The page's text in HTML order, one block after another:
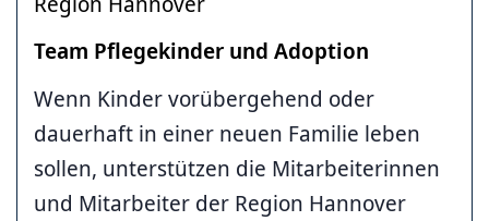
Team Pflegekinder und Adoption
Wenn Kinder vorübergehend oder
dauerhaft in einer neuen Familie leben
sollen, unterstützen die Mitarbeiterinnen
und Mitarbeiter der Region Hannover